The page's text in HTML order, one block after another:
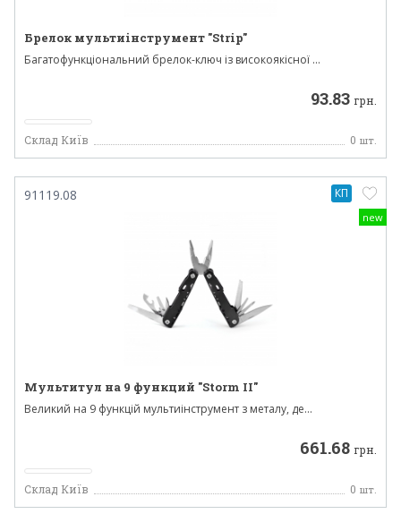
Брелок мультиінструмент "Strip"
Багатофункціональний брелок-ключ із високоякісної ...
93.83 грн.
Склад Київ 0 шт.
new
91119.08
Мультитул на 9 функций "Storm II"
Великий на 9 функцій мультиінструмент з металу, де...
661.68 грн.
Склад Київ 0 шт.
КП